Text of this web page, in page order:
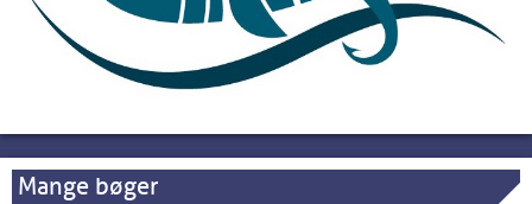
Mange bøger